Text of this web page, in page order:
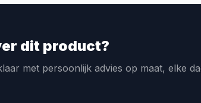
dit product?
met persoonlijk advies op maat, elke